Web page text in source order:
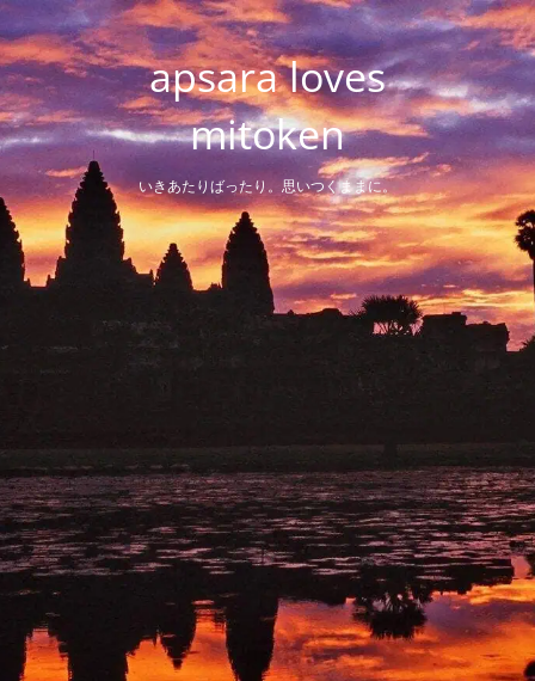
Skip
to
content
apsara loves
mitoken
いきあたりばったり。思いつくままに。